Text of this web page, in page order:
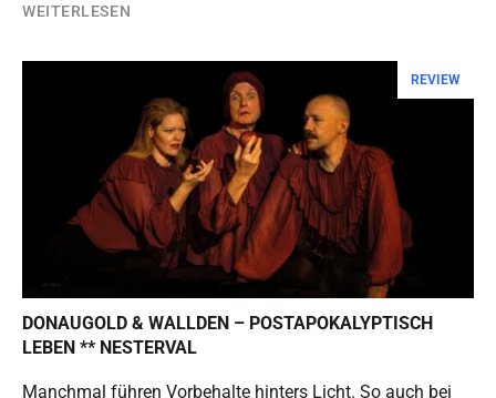
WEITERLESEN
REVIEW
DONAUGOLD & WALLDEN – POSTAPOKALYPTISCH
LEBEN ** NESTERVAL
Manchmal führen Vorbehalte hinters Licht. So auch bei